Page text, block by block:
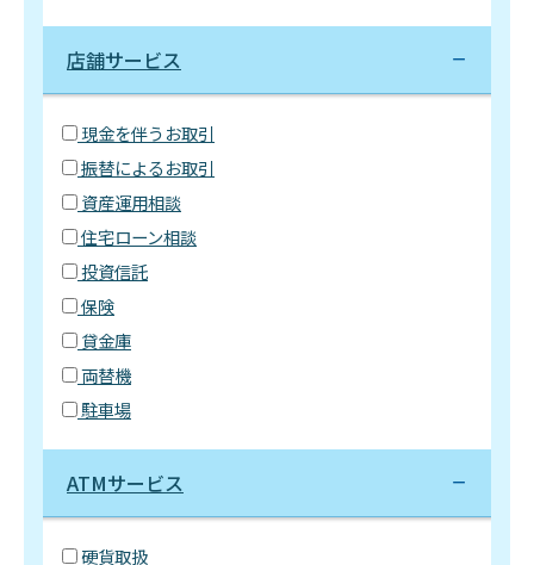
店舗サービス
現金を伴うお取引
振替によるお取引
資産運用相談
住宅ローン相談
投資信託
保険
貸金庫
両替機
駐車場
ATMサービス
硬貨取扱